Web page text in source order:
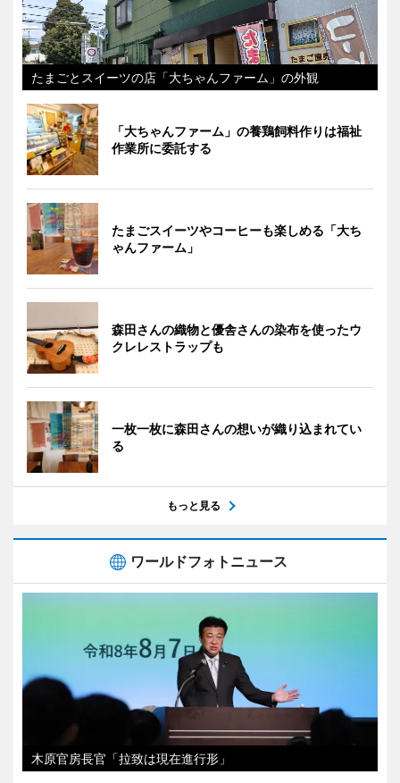
たまごとスイーツの店「大ちゃんファーム」の外観
「大ちゃんファーム」の養鶏飼料作りは福祉
作業所に委託する
たまごスイーツやコーヒーも楽しめる「大ち
ゃんファーム」
森田さんの織物と優舎さんの染布を使ったウ
クレレストラップも
一枚一枚に森田さんの想いが織り込まれてい
る
もっと見る
ワールドフォトニュース
木原官房長官「拉致は現在進行形」